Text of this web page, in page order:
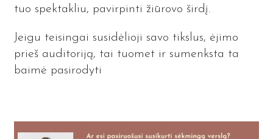
tuo spektakliu, pavirpinti žiūrovo širdį.
Jeigu teisingai susidėlioji savo tikslus, ėjimo
prieš auditoriją, tai tuomet ir sumenksta ta
baimė pasirodyti